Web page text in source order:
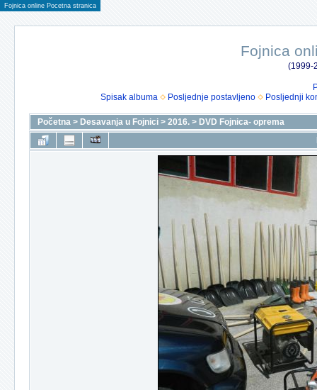
Fojnica online Pocetna stranica
Fojnica
(1999-
Spisak albuma
Posljednje postavljeno Posljednji
Početna > Desavanja u Fojnici > 2016. > DVD Fojnica- oprema